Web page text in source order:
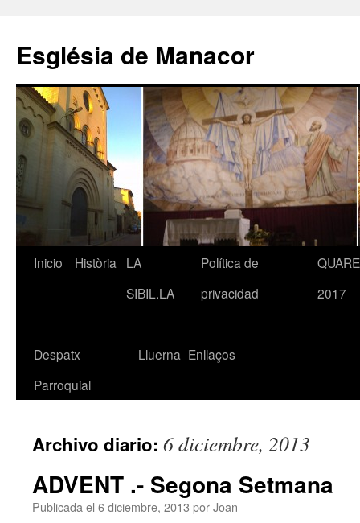
contenido
Església de Manacor
Inicio Història
LA
SIBIL.LA
Política de
privacidad
2017
Despatx
Parroquial
Lluerna Enllaços
Archivo diario: 6 diciembre, 2013
ADVENT .- Segona Setmana
Publicada el 6 diciembre, 2013 porJoan